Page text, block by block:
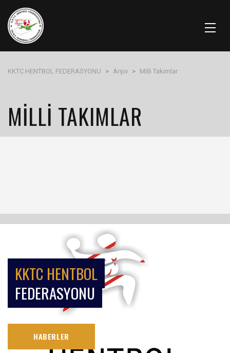
KKTC HENTBOL FEDERASYONU > Arşiv > Milli Takımlar
MILLI TAKIMLAR
KKTC HENTBOL
FEDERASYONU
HABERLER